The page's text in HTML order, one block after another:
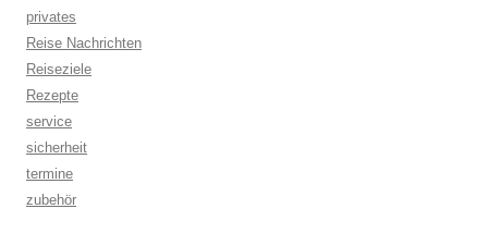
privates
Reise Nachrichten
Reiseziele
Rezepte
service
sicherheit
termine
zubehör